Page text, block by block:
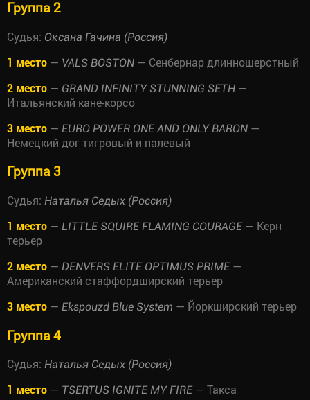
Группа 2
Судья: Оксана Гачина (Россия)
1 место — VALS BOSTON — Сенбернар длинношерстный
2 место — GRAND INFINITY STUNNING SETH —
Итальянский кане-корсо
3 место — EURO POWER ONE AND ONLY BARON —
Немецкий дог тигровый и палевый
Группа 3
Судья: Наталья Седых (Россия)
1 место — LITTLE SQUIRE FLAMING COURAGE — Керн
терьер
2 место — DENVERS ELITE OPTIMUS PRIME —
Американский стаффордширский терьер
3 место — Ekspouzd Blue System — Йоркширский терьер
Группа 4
Судья: Наталья Седых (Россия)
1 место — TSERTUS IGNITE MY FIRE — Такса